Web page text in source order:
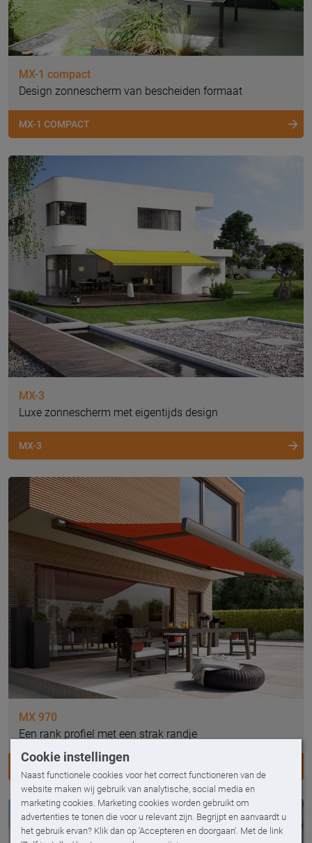
Cookie instellingen
Naast functionele cookies voor het correct functioneren van de
website maken wij gebruik van analytische, social media en
marketing cookies. Marketing cookies worden gebruikt om
advertenties te tonen die voor u relevant zijn. Begrijpt en aanvaardt u
het gebruik ervan? Klik dan op 'Accepteren en doorgaan'. Met de link
MX-1 compact
Design zonnescherm van bescheiden formaat
MX-1 COMPACT
MX-3
Luxe zonnescherm met eigentijds design
MX-3
MX 970
Een rank profiel met een strak randje